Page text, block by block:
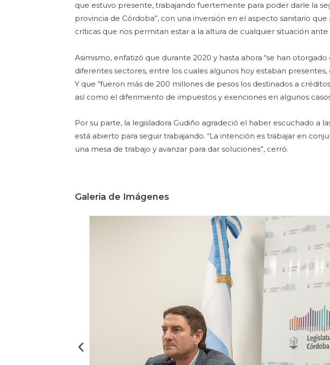
que estuvo presente, trabajando fuertemente para poder darle la
provincia de Córdoba”, con una inversión en el aspecto sanitario
críticas que nos permitan estar a la altura de cualquier situación ante
Asimismo, enfatizó que durante 2020 y hasta ahora “se han
diferentes sectores, entre los cuales algunos hoy estaban presentes,
Y que “fueron más de 200 millones de pesos los destinados a
así como el diferimiento de impuestos y exenciones en algunos
Por su parte, la legisladora Gudiño agradeció el haber escuchado a
está abierto para seguir trabajando. “La intención es trabajar en
una mesa de trabajo y avanzar para dar soluciones”, cerró.
Galeria de Imágenes